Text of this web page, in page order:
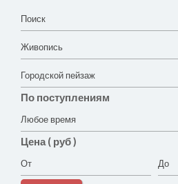
По поступлениям
Цена ( руб )